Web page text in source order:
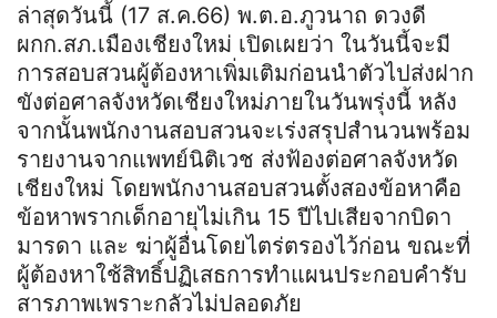
ล่าสุดวันนี้ (17 ส.ค.66) พ.ต.อ.ภูวนาถ ดวงดี
ผกก.สภ.เมืองเชียงใหม่ เปิดเผยว่า ในวันนี้จะมี
การสอบสวนผู้ต้องหาเพิ่มเติมก่อนนำตัวไปส่งฝาก
ขังต่อศาลจังหวัดเชียงใหม่ภายในวันพรุ่งนี้ หลัง
จากนั้นพนักงานสอบสวนจะเร่งสรุปสำนวนพร้อม
รายงานจากแพทย์นิติเวช ส่งฟ้องต่อศาลจังหวัด
เชียงใหม่ โดยพนักงานสอบสวนตั้งสองข้อหาคือ
ข้อหาพรากเด็กอายุไม่เกิน 15 ปีไปเสียจากบิดา
มารดา และ ฆ่าผู้อื่นโดยไตร่ตรองไว้ก่อน ขณะที่
ผู้ต้องหาใช้สิทธิ์ปฏิเสธการทำแผนประกอบคำรับ
สารภาพเพราะกลัวไม่ปลอดภัย